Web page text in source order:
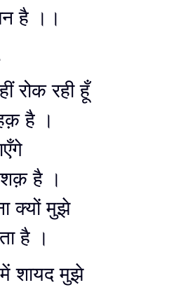
है ।।
रोक रही हूँ
है ।
शक़ है ।
क्यों मुझे
है ।
शायद मुझे